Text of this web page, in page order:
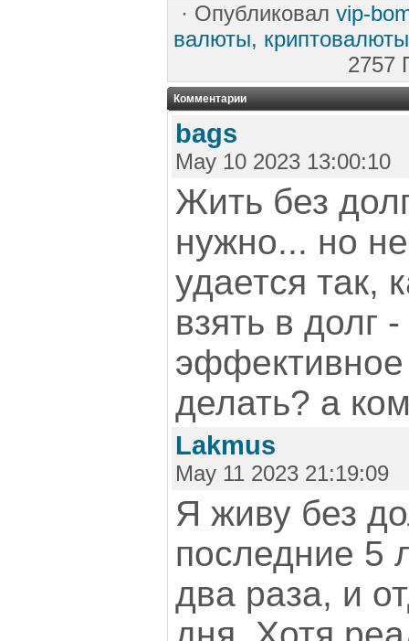
· Опубликовал vip-
валюты,
2757
Комментарии
bags
May 10 2023 13:00:10
Жить без
нужно... но
удается так,
взять в долг
эффективное
делать? а
Lakmus
May 11 2023 21:19:09
Я живу без
последние 5
два раза, и